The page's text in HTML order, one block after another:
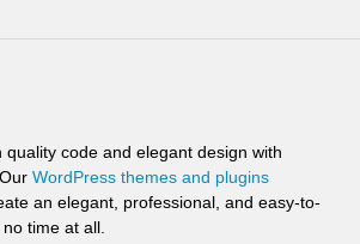
quality code and elegant design with
WordPress themes and plugins
an elegant, professional, and easy-to-
time at all.